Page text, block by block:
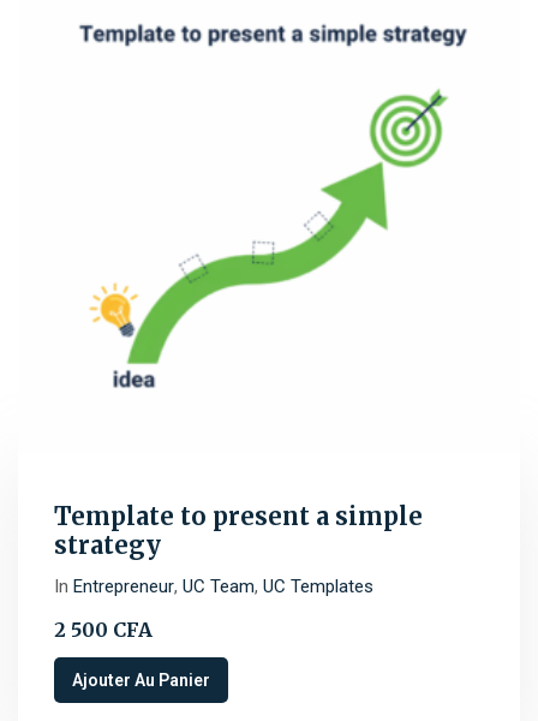
Template to present a simple
strategy
In Entrepreneur, UC Team, UC Templates
2 500 CFA
Ajouter Au Panier